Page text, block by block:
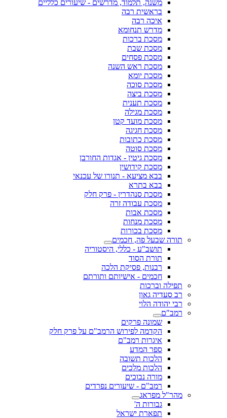
משנה, תלמוד, מדרשים - שיעורים כלליים
בראשית רבה
איכה רבה
מדרש תנחומא
מסכת ברכות
מסכת שבת
מסכת פסחים
מסכת ראש השנה
מסכת יומא
מסכת סוכה
מסכת ביצה
מסכת תענית
מסכת מגילה
מסכת מועד קטן
מסכת חגיגה
מסכת כתובות
מסכת סוטה
מסכת גיטין - אגדות החורבן
מסכת קידושין
בבא מציעא - תנורו של עכנאי
בבא בתרא
מסכת סנהדרין - פרק חלק
מסכת עבודה זרה
מסכת אבות
מסכת מנחות
מסכת בכורות
תורה שבעל פה, חכמים
תושב"ע - כללי, היסטוריה
תורת הסוד
רבנות, פסיקת הלכה
חכמים - אישיותם ותורתם
תפילה וברכות
רב סעדיה גאון
רבי יהודה הלוי
רמב"ם
שמונה פרקים
הקדמה לפירוש הרמב"ם על פרק חלק
איגרות רמב"ם
ספר המדע
הלכות תשובה
הלכות מלכים
מורה נבוכים
רמב"ם - שיעורים נפרדים
מהר"ל מפראג
גבורות ה'
תפארת ישראל